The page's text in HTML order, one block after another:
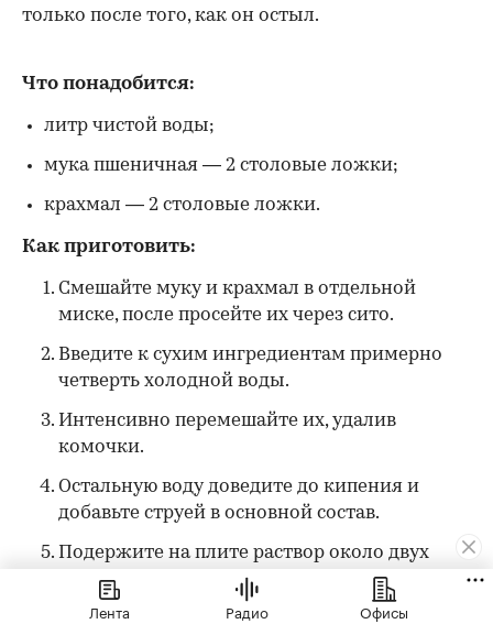
только после того, как он остыл.
Что понадобится:
литр чистой воды;
мука пшеничная — 2 столовые ложки;
крахмал — 2 столовые ложки.
Как приготовить:
Смешайте муку и крахмал в отдельной
миске, после просейте их через сито.
Введите к сухим ингредиентам примерно
четверть холодной воды.
Интенсивно перемешайте их, удалив
комочки.
Остальную воду доведите до кипения и
добавьте струей в основной состав.
Подержите на плите раствор около двух
минут, постоянно помешивая. После
погасите огонь и дайте остыть клейстеру.
Лента Радио Офисы